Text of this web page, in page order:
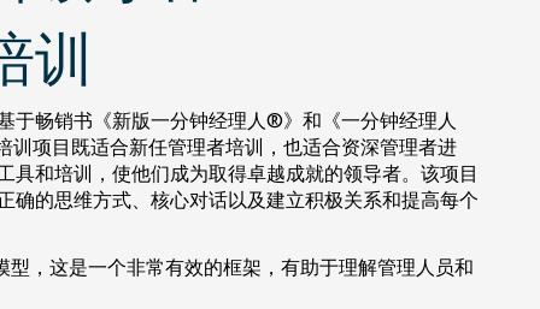
训
于畅销书《新版一分钟经理人®》和《一分钟经理人
项目既适合新任管理者培训，也适合资深管理者进
具和培训，使他们成为取得卓越成就的领导者。该项目
确的思维方式、核心对话以及建立积极关系和提高每个
型，这是一个非常有效的框架，有助于理解管理人员和